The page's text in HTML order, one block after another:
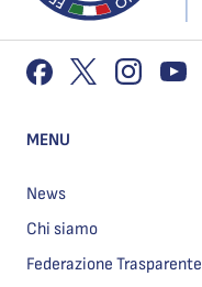
MENU
News
Chi siamo
Federazione Trasparente